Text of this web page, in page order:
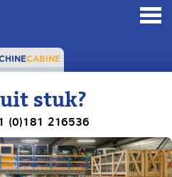
CABINE
stuk?
(0)181 216536